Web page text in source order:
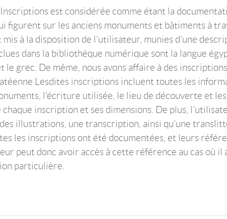
est considérée comme étant la
figurent sur les anciens monuments et bâtiments à
à la disposition de l’utilisateur, munies d’une
dans la bibliothèque numérique sont la langue
le grec. De même, nous avons affaire à des
Lesdites inscriptions incluent toutes les
l'écriture utilisée, le lieu de découverte et
chaque inscription et ses dimensions. De plus,
illustrations, une transcription, ainsi qu’une
les inscriptions ont été documentées, et leurs
peut donc avoir accès à cette référence au cas où il
particulière.